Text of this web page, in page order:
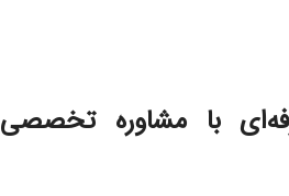
با مشاوره تخصصی